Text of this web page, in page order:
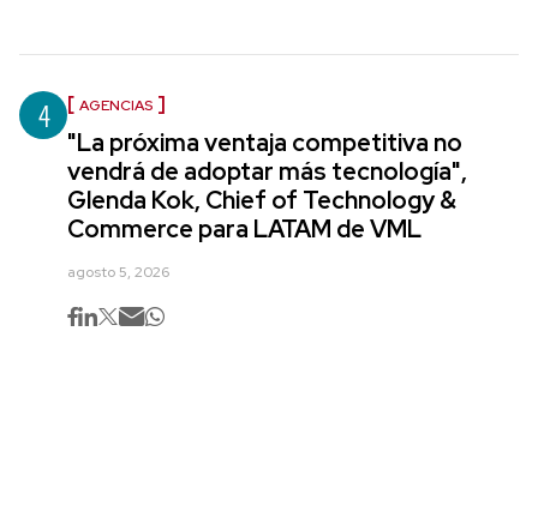
4 AGENCIAS
"La próxima ventaja competitiva no
vendrá de adoptar más tecnología",
Glenda Kok, Chief of Technology &
Commerce para LATAM de VML
agosto 5, 2026